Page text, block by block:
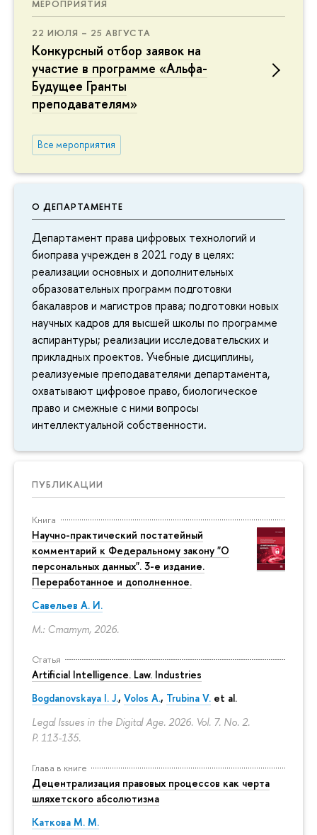
МЕРОПРИЯТИЯ
22 ИЮЛЯ – 25 АВГУСТА
Конкурсный отбор заявок на
участие в программе «Альфа-
Будущее Гранты
преподавателям»
Все мероприятия
О ДЕПАРТАМЕНТЕ
Департамент права цифровых технологий и
биоправа учрежден в 2021 году в целях:
реализации основных и дополнительных
образовательных программ подготовки
бакалавров и магистров права; подготовки новых
научных кадров для высшей школы по программе
аспирантуры; реализации исследовательских и
прикладных проектов. Учебные дисциплины,
реализуемые преподавателями департамента,
охватывают цифровое право, биологическое
право и смежные с ними вопросы
интеллектуальной собственности.
ПУБЛИКАЦИИ
Книга
Научно-практический постатейный
комментарий к Федеральному закону "О
персональных данных". 3-е издание.
Переработанное и дополненное.
Савельев А. И.
М.: Статут, 2026.
Статья
Artificial Intelligence. Law. Industries
Bogdanovskaya I. J., Volos A., Trubina V. et al.
Legal Issues in the Digital Age. 2026. Vol. 7. No. 2.
P. 113-135.
Глава в книге
Децентрализация правовых процессов как черта
шляхетского абсолютизма
Каткова М. М.